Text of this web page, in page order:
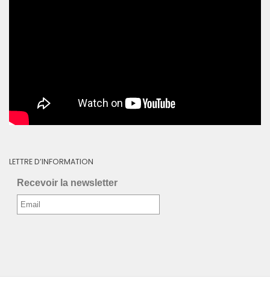
LETTRE D’INFORMATION
Recevoir la newsletter